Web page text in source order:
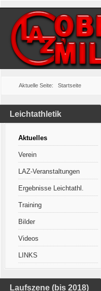
Aktuelle Seite: Startseite
Leichtathletik
Aktuelles
Verein
LAZ-Veranstaltungen
Ergebnisse Leichtathl.
Training
Bilder
Videos
LINKS
Laufszene (bis 2018)